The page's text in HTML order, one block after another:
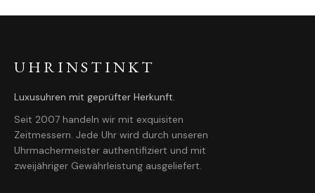
UHRINSTINKT
Luxusuhren mit geprüfter Herkunft.
Seit 2007 handeln wir mit exquisiten
Zeitmessern. Jede Uhr wird durch unseren
Uhrmachermeister authentifiziert und mit
zweijähriger Gewährleistung ausgeliefert.